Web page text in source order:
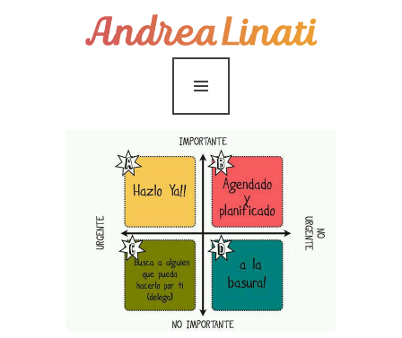
¿Cómo funciona?
Servicios
Coaching Gratis
Conóceme
Contáctame
Blog